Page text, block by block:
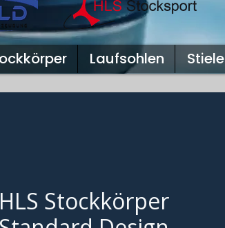
Laufsohlen Stiele
HLS Stockkörper